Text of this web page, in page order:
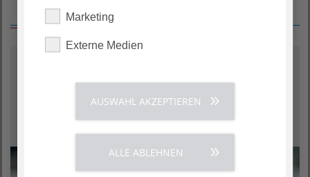
Finde Deinen passenden Job
Jobfinder
Marketing
Externe Medien
AUSWAHL AKZEPTIEREN
ALLE ABLEHNEN